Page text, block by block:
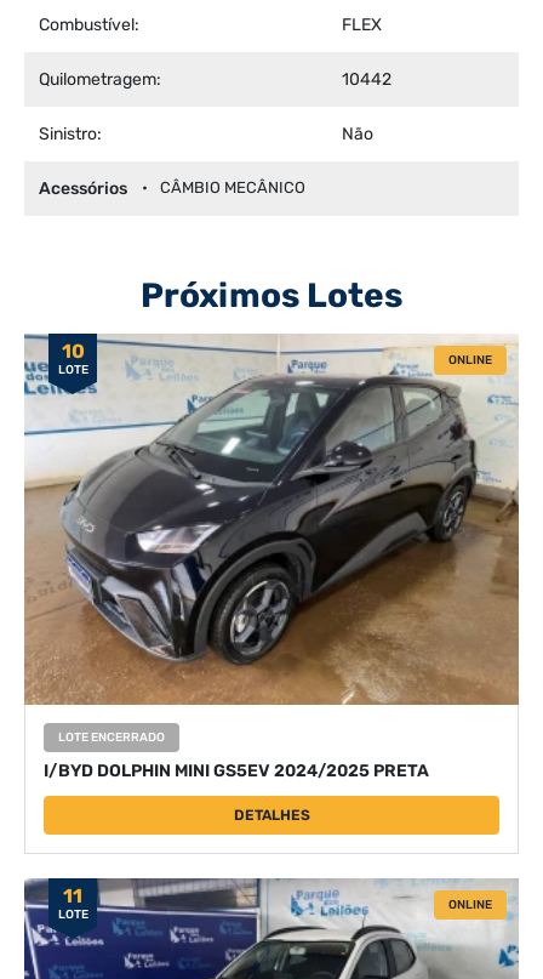
Combustível: FLEX
Quilometragem: 10442
Sinistro: Não
Acessórios CÂMBIO MECÂNICO
Próximos Lotes
10
LOTE
ONLINE
LOTE ENCERRADO
I/BYD DOLPHIN MINI GS5EV 2024/2025 PRETA
DETALHES
11
LOTE
ONLINE